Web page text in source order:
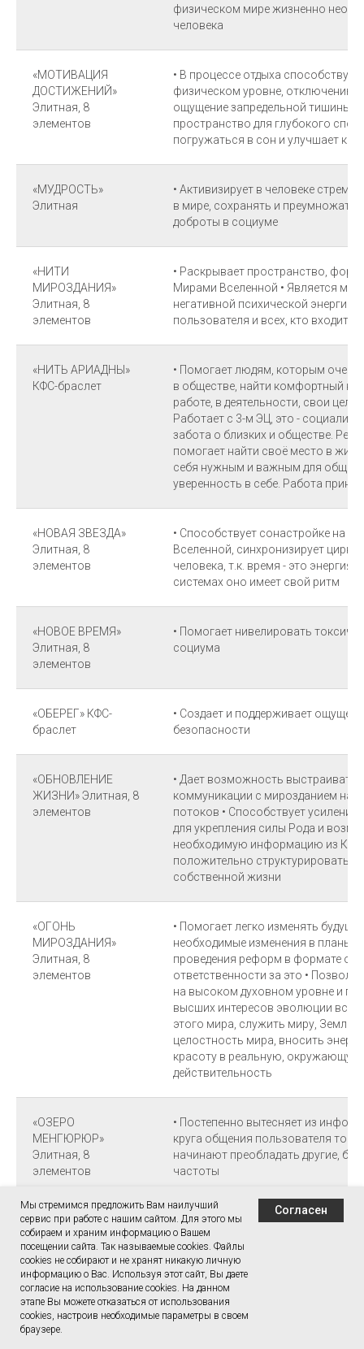
Мы стремимся предложить Вам наилучший
сервис при работе с нашим сайтом. Для этого мы
собираем и храним информацию о Вашем
посещении сайта. Так называемые cookies. Файлы
cookies не собирают и не хранят никакую личную
информацию о Вас. Используя этот сайт, Вы даете
согласие на использование cookies. На данном
этапе Вы можете отказаться от использования
cookies, настроив необходимые параметры в своем
браузере.
Согласен
физическом мире жизненно
человека
«МОТИВАЦИЯ
ДОСТИЖЕНИЙ»
Элитная, 8
элементов
• В процессе отдыха
физическом уровне, отключению
ощущение запредельной тишины и
пространство для глубокого
погружаться в сон и улучшает
«МУДРОСТЬ»
Элитная
• Активизирует в человеке
в мире, сохранять и преумножать
доброты в социуме
«НИТИ
МИРОЗДАНИЯ»
Элитная, 8
элементов
• Раскрывает пространство,
Мирами Вселенной • Является
негативной психической
пользователя и всех, кто входит в
«НИТЬ АРИАДНЫ»
КФС-браслет
• Помогает людям, которым
в обществе, найти комфортный
работе, в деятельности, свои
Работает с 3-м ЭЦ, это -
забота о близких и обществе.
помогает найти своё место в
себя нужным и важным для
уверенность в себе. Работа
«НОВАЯ ЗВЕЗДА»
Элитная, 8
элементов
• Способствует сонастройке на
Вселенной, синхронизирует
человека, т.к. время - это
системах оно имеет свой ритм
«НОВОЕ ВРЕМЯ»
Элитная, 8
элементов
• Помогает нивелировать
социума
«ОБЕРЕГ» КФС-
браслет
• Создает и поддерживает
безопасности
«ОБНОВЛЕНИЕ
ЖИЗНИ» Элитная, 8
элементов
• Дает возможность выстраивать
коммуникации с мирозданием на
потоков • Способствует
для укрепления силы Рода и
необходимую информацию из
положительно структурировать
собственной жизни
«ОГОНЬ
МИРОЗДАНИЯ»
Элитная, 8
элементов
• Помогает легко изменять
необходимые изменения в планы
проведения реформ в формате
ответственности за это •
на высоком духовном уровне и
высших интересов эволюции
этого мира, служить миру, Земле
целостность мира, вносить
красоту в реальную, окружающую
действительность
«ОЗЕРО
МЕНГЮРЮР»
Элитная, 8
элементов
• Постепенно вытесняет из
круга общения пользователя
начинают преобладать другие,
частоты
«ОЗЕРО СВЯТОЕ»
Элитная, 8
элементов
• Может энергетически
условно невидимое пространство
звонками, сообщениями), чтобы
наедине с собой, с природой,
информации, людей, городов, а
мысли, продышать и
пользователю формировать свое